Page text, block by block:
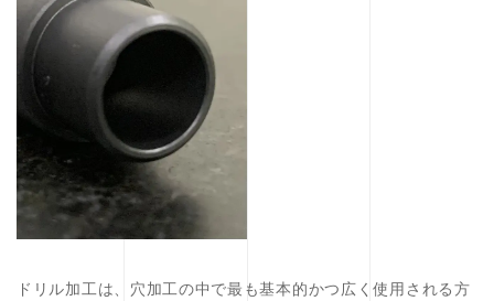
ドリル加工は、穴加工の中で最も基本的かつ広く使用される方